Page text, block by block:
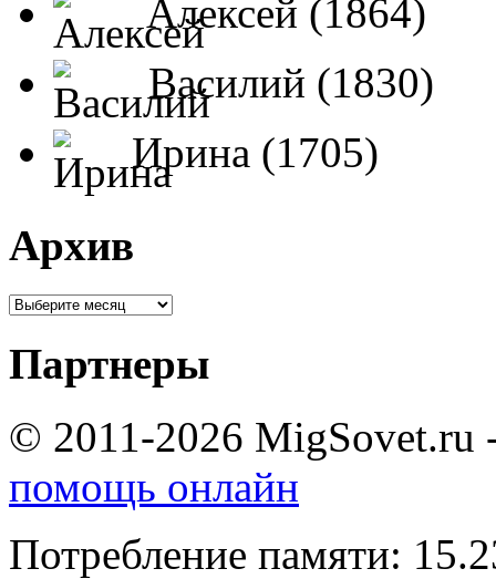
Алексей (1864)
Василий (1830)
Ирина (1705)
Архив
Партнеры
© 2011-2026 MigSovet.ru
помощь онлайн
Потребление памяти: